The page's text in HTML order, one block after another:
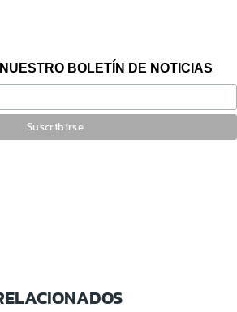
BOLETÍN DE NOTICIAS